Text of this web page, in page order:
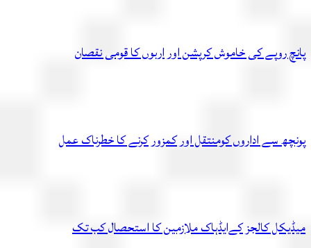
روپے کی خاموش کرپشن اور اربوں کا قومی نقصان
سے اداروں کومنتقل اور کمزور کرنے کا خطرناک عمل
کالجز کےایڈہاک ملازمین کا استحصال کب تک